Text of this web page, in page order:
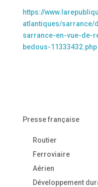
https://
atlantiques/sarrance/
sarrance-en-vue-de-
bedous-11333432.php
Presse française
Routier
Ferroviaire
Aérien
Développement